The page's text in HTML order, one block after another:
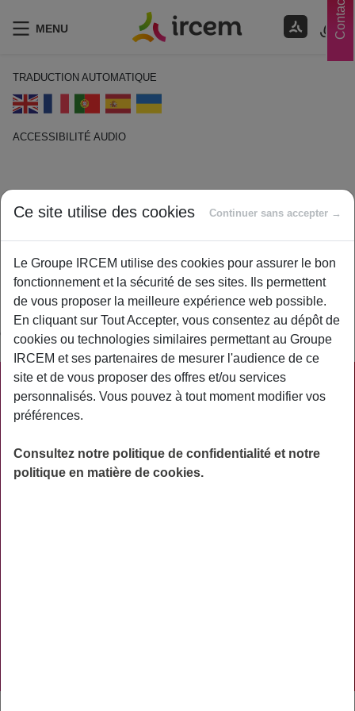
Contacts
MENU
TRADUCTION AUTOMATIQUE
ACCESSIBILITÉ AUDIO
Départ effectif à la retraite
14 décembre 2022
Byircem
Il est notifié par un document officiel qui atteste le statut de
retraité. Le document est transmis lorsque le dossier est
entièrement traité et validé par la caisse de retraite.
PRATIQUE
ACTUALITÉS
ASSURANCES
PRÉVOYANCE
Ce site utilise des cookies Continuer sans accepter →
Le Groupe IRCEM utilise des cookies pour assurer le bon
fonctionnement et la sécurité de ses sites. Ils permettent
de vous proposer la meilleure expérience web possible.
En cliquant sur Tout Accepter, vous consentez au dépôt de
cookies ou technologies similaires permettant au Groupe
IRCEM et ses partenaires de mesurer l'audience de ce
site et de vous proposer des offres et/ou services
personnalisés. Vous pouvez à tout moment modifier vos
préférences.
Consultez notre politique de confidentialité et notre
politique en matière de cookies.